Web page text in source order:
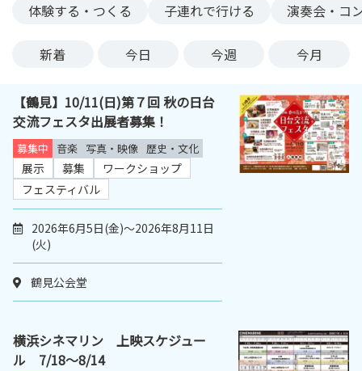
体験する・つくる
子連れで行ける 演奏会・コ
新着 今日 今週 今月
【鶴見】10/11(日)第７回 秋の日台
交流フェスタ出展者募集！
募集中 音楽 写真・映像 歴史・文化
展示 募集
ワークショップ
フェスティバル
2026年6月5日(金)～2026年8月11日
(火)
鶴見公会堂
横浜シネマリン 上映スケジュー
ル 7/18～8/14